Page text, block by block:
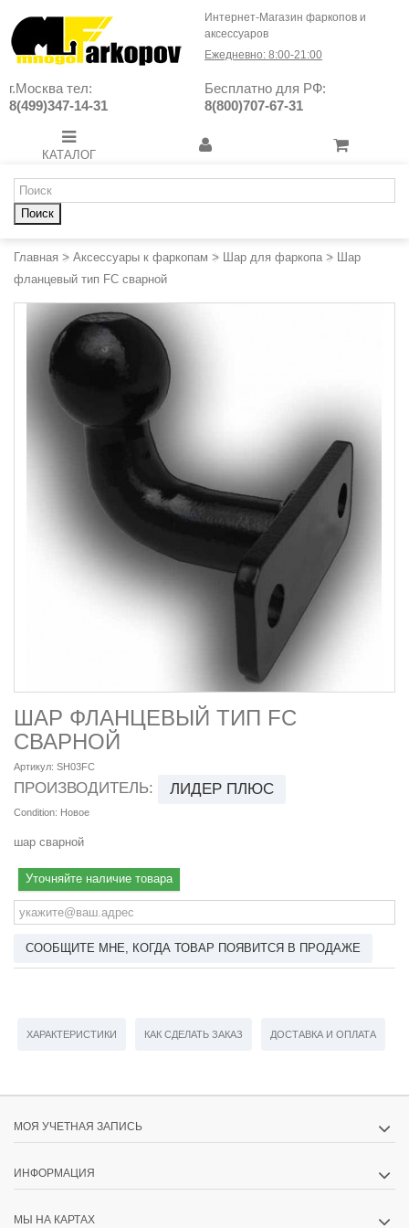
Интернет-Магазин фаркопов и
аксессуаров
Ежедневно: 8:00-21:00
г.Москва тел:
8(499)347-14-31
Бесплатно для РФ:
8(800)707-67-31
КАТАЛОГ
Поиск
Главная > Аксессуары к фаркопам > Шар для фаркопа > Шар
фланцевый тип FC сварной
ШАР ФЛАНЦЕВЫЙ ТИП FC
СВАРНОЙ
Артикул: SH03FC
ПРОИЗВОДИТЕЛЬ: ЛИДЕР ПЛЮС
Condition: Новое
шар сварной
Уточняйте наличие товара
СООБЩИТЕ МНЕ, КОГДА ТОВАР ПОЯВИТСЯ В ПРОДАЖЕ
ХАРАКТЕРИСТИКИ КАК СДЕЛАТЬ ЗАКАЗ ДОСТАВКА И ОПЛАТА
МОЯ УЧЕТНАЯ ЗАПИСЬ
ИНФОРМАЦИЯ
МЫ НА КАРТАХ